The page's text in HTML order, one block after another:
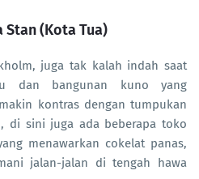
(Kota Tua)
juga tak kalah indah saat
dan bangunan kuno yang
kontras dengan tumpukan
di sini juga ada beberapa toko
menawarkan cokelat panas,
jalan-jalan di tengah hawa